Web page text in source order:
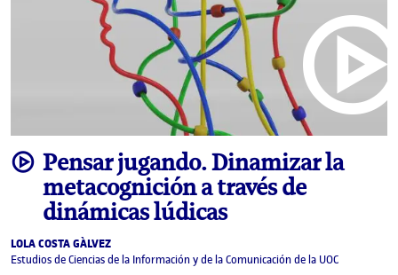
videoPensar jugando. Dinamizar la
metacognición a través de
dinámicas lúdicas
LOLA COSTA GÀLVEZ
Estudios de Ciencias de la Información y de la Comunicación de la UOC